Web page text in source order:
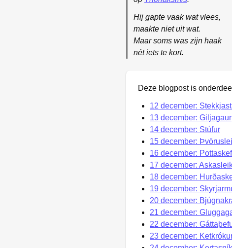
Hij gapte vaak wat vlees,
maakte niet uit wat.
Maar soms was zijn haak
nét iets te kort.
Deze blogpost is
12 december:
13 december: Giljagaur
14 december: Stúfur
15 december:
16 december:
17 december:
18 december:
19 december:
20 december:
21 december:
22 december:
23 december: